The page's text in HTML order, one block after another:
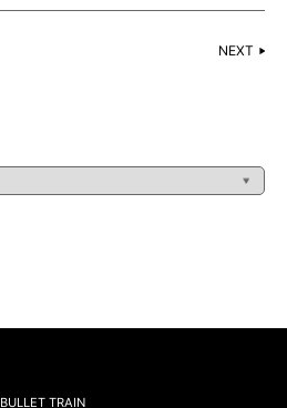
NEXT
BULLET TRAIN